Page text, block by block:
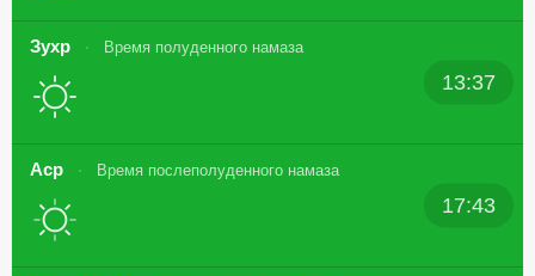
Зухр Время полуденного намаза
13:37
Аср Время послеполуденного намаза
17:43